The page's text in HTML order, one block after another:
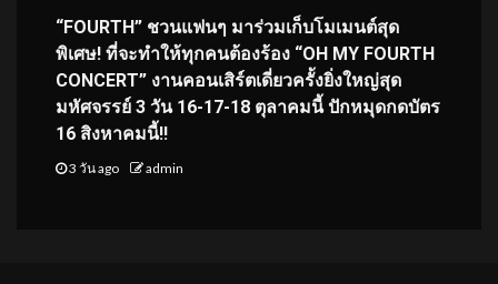
“FOURTH” ชวนแฟนๆ มาร่วมเก็บโมเมนต์สุด
พิเศษ! ที่จะทำให้ทุกคนต้องร้อง “OH MY FOURTH
CONCERT” งานคอนเสิร์ตเดี่ยวครั้งยิ่งใหญ่สุด
มหัศจรรย์ 3 วัน 16-17-18 ตุลาคมนี้ ปักหมุดกดบัตร
16 สิงหาคมนี้!!
3 วัน ago admin